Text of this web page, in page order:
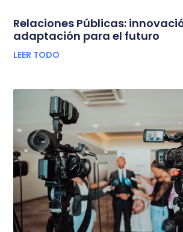
Relaciones Públicas:
adaptación para el futuro
LEER TODO